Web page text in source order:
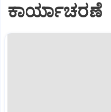
ಕಾರ್ಯಾಚರಣೆ